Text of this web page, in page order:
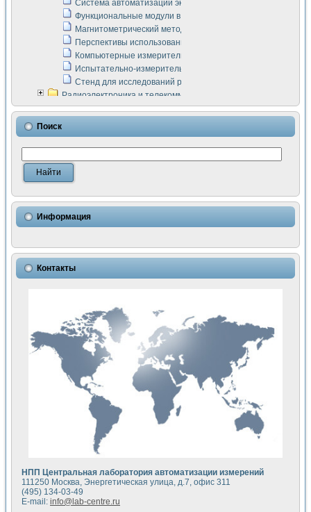
Система автоматизации экспериментальных
Функциональные модули в стандарте Nl SCXI для
Магнитометрический метод в дефектоскопии сварных
Перспективы использования машинного зрения в
Компьютерные измерительные системы для
Испытательно-измерительный комплекс аппаратуры для
Стенд для исследований рабочих процессов ДВС в
Радиоэлектроника и телекоммуникации
LabVIEW в расчетах радиолиний систем передачи данных
Аппаратно-программный комплекс для исследования
Виртуальный лабораторный стенд для исследования
Измерение шумовых параметров операционных
Измерительный преобразователь на основе цифровой
Использование NI LabVIEW для математического
Исследовние возможности создания измерителя ВАХ
Математическое моделирование генератора сигналов -
Применение осциллографического модуля с высоким
Симуляция отклика импульсного радиолокационного
Автоматизация формирования уравнений состояния для
Разработка автоматизированного стенда для измерения
Применение среды LabVIEW для построения картины
Портативная система для определения показателей
Использование LabVIEW для управления источником
Устройство для снятия вольт-амперных характеристик
Передовые научные технологии: нано-, фемто-,
Автоматизированная установка по измерению временных
Автоматизированный лабораторный комплекс на базе
Визуализация моделирования и оптимизации тепловой
Виртуальный прибор для исследования функциональных
Исследование возможности создания экономичного
Исследование кинетики движения макрочастиц в
Метод прогнозирования свойств дисперсных продуктов
Недорогая система управления сверхпроводящим
Применение технологий NI в курсе экспериментальной
Поиск
Информация
Контакты
НПП Центральная лаборатория автоматизации измерений
111250 Москва, Энергетическая улица, д.7, офис 311
(495) 134-03-49
E-mail: info@lab-centre.ru